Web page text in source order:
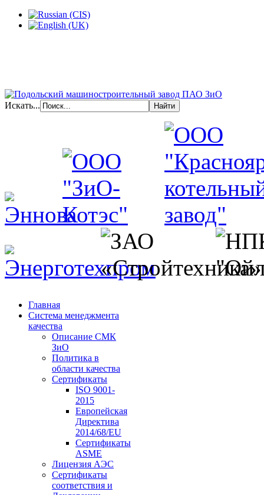
Искать...
Главная
Система менеджмента
качества
Описание СМК
ЗиО
Политика в
области качества
Сертификаты
ISO 9001-
2015
Европейская
Директива
2014/68/EU
Сертификаты
ASME
Лицензия АЭС
Сертификаты
соответствия и